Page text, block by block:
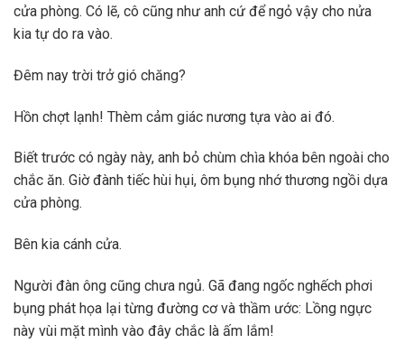
cửa phòng. Có lẽ, cô cũng như anh cứ để ngỏ vậy cho nửa
kia tự do ra vào.
Đêm nay trời trở gió chăng?
Hồn chợt lạnh! Thèm cảm giác nương tựa vào ai đó.
Biết trước có ngày này, anh bỏ chùm chìa khóa bên ngoài cho
chắc ăn. Giờ đành tiếc hùi hụi, ôm bụng nhớ thương ngồi dựa
cửa phòng.
Bên kia cánh cửa.
Người đàn ông cũng chưa ngủ. Gã đang ngốc nghếch phơi
bụng phát họa lại từng đường cơ và thầm ước: Lồng ngực
này vùi mặt mình vào đây chắc là ấm lắm!